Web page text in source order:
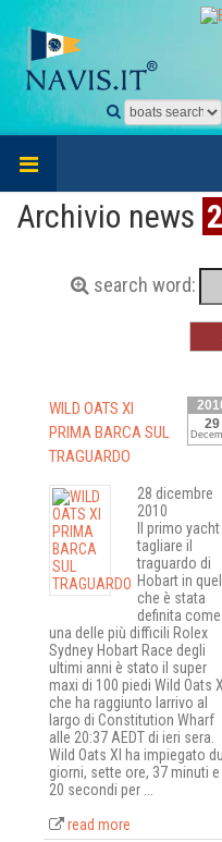
Archivio news
search word:
29
WILD OATS XI
PRIMA BARCA SUL
TRAGUARDO
28 dicembre
2010
Il primo yacht
tagliare il
traguardo di
Hobart in
che è stata
definita come
una delle più difficili Rolex
Sydney Hobart Race degli
ultimi anni è stato il super
maxi di 100 piedi Wild Oats
che ha raggiunto larrivo al
largo di Constitution Wharf
alle 20:37 AEDT di ieri sera.
Wild Oats XI ha impiegato
giorni, sette ore, 37 minuti e
20 secondi per ...
read more